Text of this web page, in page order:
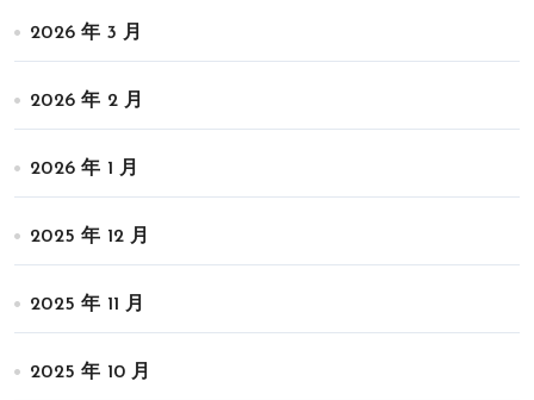
2026 年 3 月
2026 年 2 月
2026 年 1 月
2025 年 12 月
2025 年 11 月
2025 年 10 月